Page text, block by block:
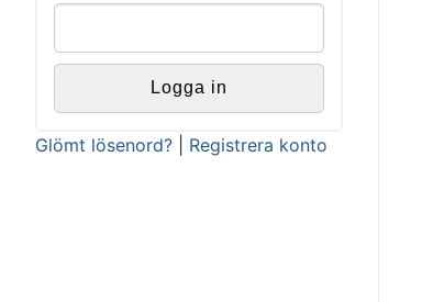
Glömt lösenord? Registrera konto